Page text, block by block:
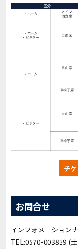
チ
お問合せ
インフォメーション
TEL:0570-003839 (